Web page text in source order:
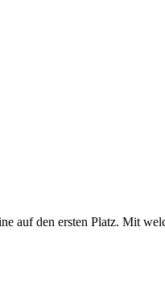
auf den ersten Platz. Mit